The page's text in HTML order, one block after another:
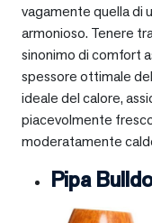
vagamente quella di
armonioso. Tenere
sinonimo di comfort
spessore ottimale
ideale del calore,
piacevolmente
moderatamente
Pipa